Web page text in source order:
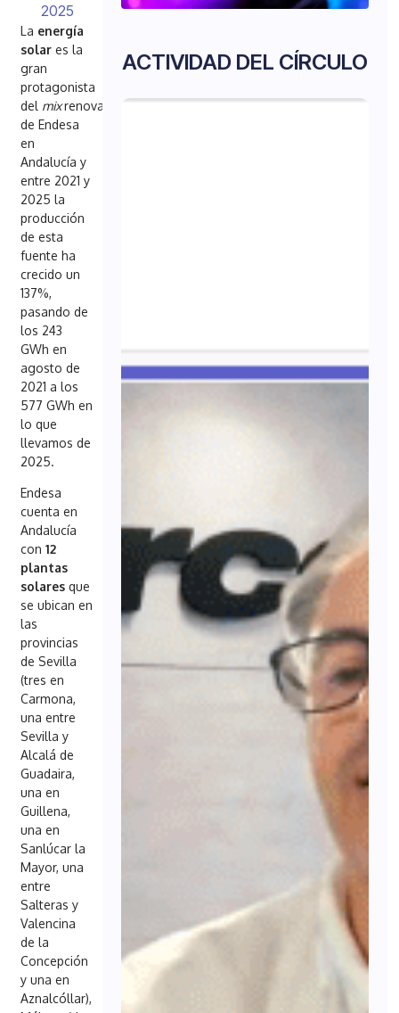
2025
La energía
solar es la
gran
protagonista
del mixrenovable
de Endesa
en
Andalucía y
entre 2021 y
2025 la
producción
de esta
fuente ha
crecido un
137%,
pasando de
los 243
GWh en
agosto de
2021 a los
577 GWh en
lo que
llevamos de
2025.
Endesa
cuenta en
Andalucía
con12
plantas
solares que
se ubican en
las
provincias
de Sevilla
(tres en
Carmona,
una entre
Sevilla y
Alcalá de
Guadaira,
una en
Guillena,
una en
Sanlúcar la
Mayor, una
entre
Salteras y
Valencina
de la
Concepción
y una en
Aznalcóllar),
ACTIVIDAD DEL CÍRCULO